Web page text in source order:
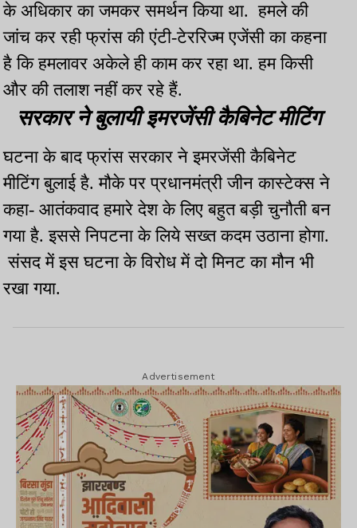
के अधिकार का जमकर समर्थन किया था. हमले की
जांच कर रही फ्रांस की एंटी-टेररिज्म एजेंसी का कहना
है कि हमलावर अकेले ही काम कर रहा था. हम किसी
और की तलाश नहीं कर रहे हैं.
सरकार ने बुलायी इमरजेंसी कैबिनेट मीटिंग
घटना के बाद फ्रांस सरकार ने इमरजेंसी कैबिनेट
मीटिंग बुलाई है. मौके पर प्रधानमंत्री जीन कास्टेक्स ने
कहा- आतंकवाद हमारे देश के लिए बहुत बड़ी चुनौती बन
गया है. इससे निपटना के लिये सख्त कदम उठाना होगा.
संसद में इस घटना के विरोध में दो मिनट का मौन भी
रखा गया.
Advertisement